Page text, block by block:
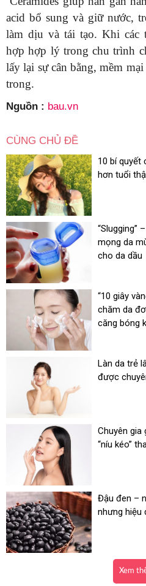
acid bổ sung và giữ nước,
làm dịu và tái tạo. Khi các
hợp hợp lý trong chu trình
lấy lại sự cân bằng, mềm
trong.
Nguồn : bau.vn
CÙNG CHỦ ĐỀ
10 bí quyết
hơn tuổi
“Slugging”
mọng da
cho da dầu
“10 giây
chăm da
căng bóng
Làn da trẻ
được
Chuyên gia
“níu kéo”
Đậu đen –
nhưng hiệu
Xem